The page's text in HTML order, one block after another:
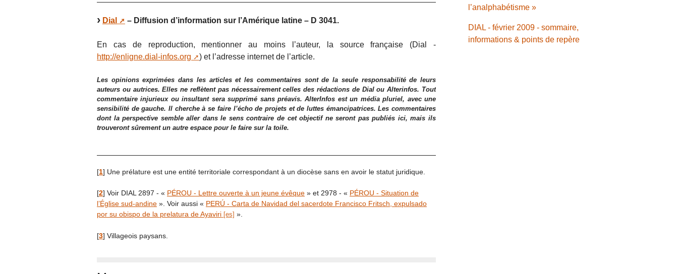
Dial – Diffusion d’information sur l’Amérique latine – D 3041.
En cas de reproduction, mentionner au moins l’auteur, la source française (Dial -
http://enligne.dial-infos.org
) et l’adresse internet de l’article.
Les opinions exprimées dans les articles et les commentaires sont de la seule responsabilité de leurs
auteurs ou autrices. Elles ne reflètent pas nécessairement celles des rédactions de Dial ou Alterinfos. Tout
commentaire injurieux ou insultant sera supprimé sans préavis. AlterInfos est un média pluriel, avec une
sensibilité de gauche. Il cherche à se faire l’écho de projets et de luttes émancipatrices. Les commentaires
dont la perspective semble aller dans le sens contraire de cet objectif ne seront pas publiés ici, mais ils
trouveront sûrement un autre espace pour le faire sur la toile.
[1] Une prélature est une entité territoriale correspondant à un diocèse sans en avoir le statut juridique.
[2] Voir DIAL 2897 - « PÉROU - Lettre ouverte à un jeune évêque » et 2978 - « PÉROU - Situation de
l’Église sud-andine ». Voir aussi « PERÚ - Carta de Navidad del sacerdote Francisco Fritsch, expulsado
por su obispo de la prelatura de Ayaviri
».
[3] Villageois paysans.
l’analphabétisme »
DIAL - février 2009 - sommaire,
informations & points de repère